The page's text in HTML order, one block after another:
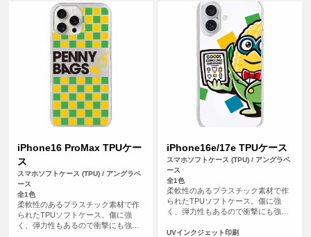
iPhone16 ProMax TPUケー
ス
スマホソフトケース (TPU) / アングラベ
ース
全1色
柔軟性のあるプラスチック素材で作
られたTPUソフトケース。傷に強
く、弾力性もあるので衝撃にも強
iPhone16e/17e TPUケース
スマホソフトケース (TPU) / アングラベ
ース
全1色
柔軟性のあるプラスチック素材で作
られたTPUソフトケース。傷に強
く、弾力性もあるので衝撃にも強
ます。
UVインクジェット印刷